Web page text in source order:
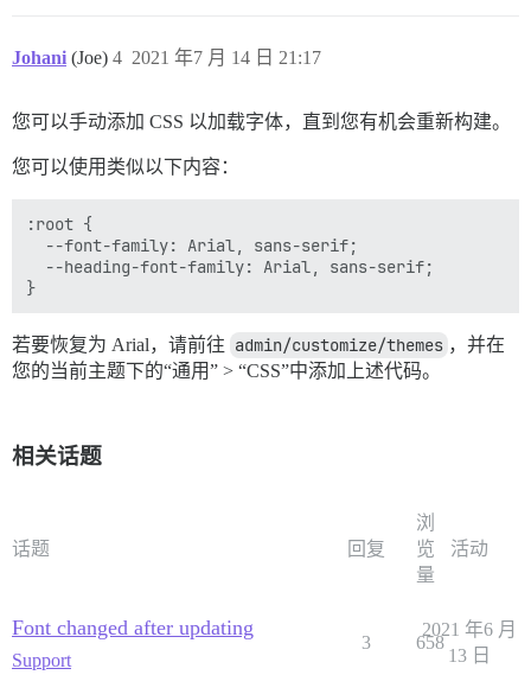
Johani (Joe) 2021 年7 月 14 日 21:17
4
您可以手动添加 CSS 以加载字体，直到您有机会重新构建。
您可以使用类似以下内容：
:root {
  --font-family: Arial, sans-serif;
  --heading-font-family: Arial, sans-serif;
若要恢复为 Arial，请前往 admin/customize/themes ，并在
您的当前主题下的“通用” > “CSS”中添加上述代码。
相关话题
话题 回复
浏
览
量
活动
Font changed after updating
Support
3 658
2021 年6 月
13 日